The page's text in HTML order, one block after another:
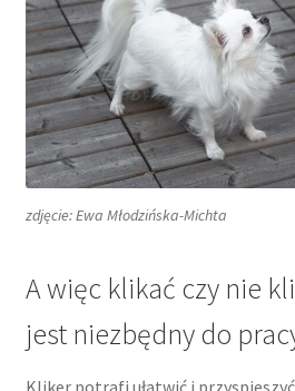
zdjęcie: Ewa Młodzińska-Michta
A więc klikać czy nie
jest niezbędny do
Kliker potrafi ułatwić i